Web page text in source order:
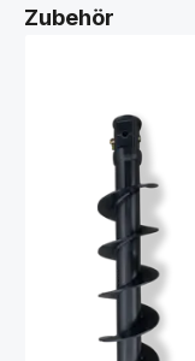
Zubehör